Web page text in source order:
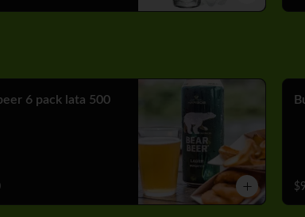
6 pack lata 500